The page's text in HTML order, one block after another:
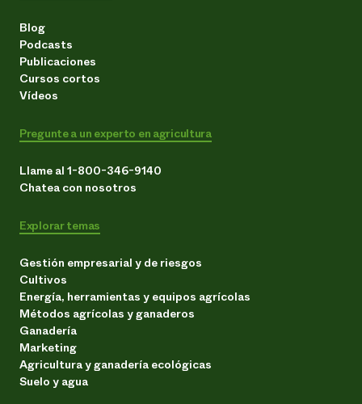
Blog
Podcasts
Publicaciones
Cursos cortos
Vídeos
Pregunte a un experto en agricultura
Llame al 1-800-346-9140
Chatea con nosotros
Explorar temas
Gestión empresarial y de riesgos
Cultivos
Energía, herramientas y equipos agrícolas
Métodos agrícolas y ganaderos
Ganadería
Marketing
Agricultura y ganadería ecológicas
Suelo y agua